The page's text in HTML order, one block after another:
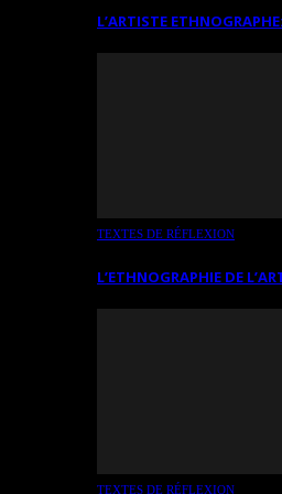
L’ARTISTE
TEXTES DE RÉFLEXION
L’ETHNOGRAPHIE DE
TEXTES DE RÉFLEXION